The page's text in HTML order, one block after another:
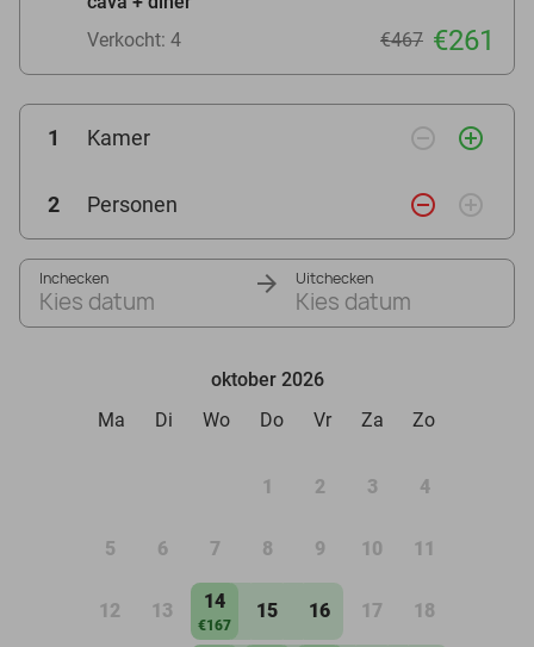
Verkocht: 4 €467 €261
1 Kamer remove_circle_outline add_circle_outline
2 Personen remove_circle_outline add_circle_outline
Inchecken
Kies datum
Uitchecken
Kies datum
oktober 2026
Ma
Di Wo Do Vr Za Zo
1 2 3 4
5 6 7 8 9 10 11
12 13 14
€167
15 16 17 18